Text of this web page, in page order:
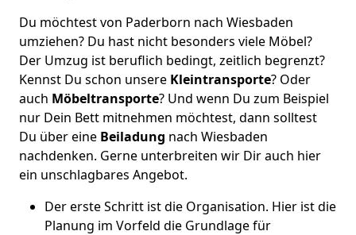
Du möchtest von Paderborn nach Wiesbaden
umziehen? Du hast nicht besonders viele Möbel?
Der Umzug ist beruflich bedingt, zeitlich begrenzt?
Kennst Du schon unsere Kleintransporte? Oder
auch Möbeltransporte? Und wenn Du zum Beispiel
nur Dein Bett mitnehmen möchtest, dann solltest
Du über eine Beiladung nach Wiesbaden
nachdenken. Gerne unterbreiten wir Dir auch hier
ein unschlagbares Angebot.
Der erste Schritt ist die Organisation. Hier ist die
Planung im Vorfeld die Grundlage für